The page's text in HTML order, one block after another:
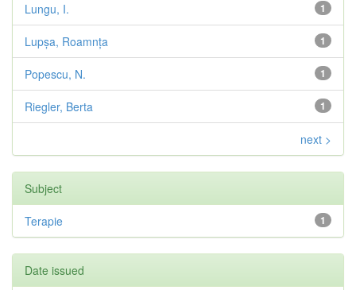
1
Lungu, I.
1
Lupșa, Roamnța
1
Popescu, N.
1
Riegler, Berta
next >
Subject
1
Terapie
Date issued